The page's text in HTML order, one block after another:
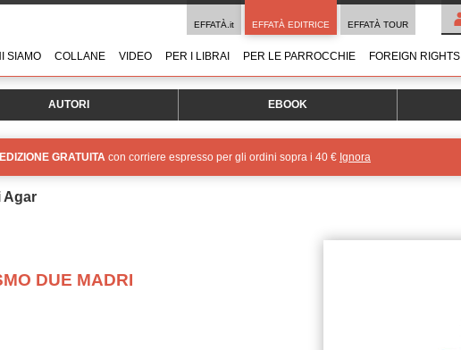
EFFATÀ.it EFFATÀ EDITRICE EFFATÀ TOUR
SIAMO COLLANE VIDEO PER I LIBRAI PER LE PARROCCHIE FOREIGN RIGHTS
AUTORI EBOOK
GRATUITA con corriere espresso per gli ordini sopra i 40 € Ignora
Agar
DUE MADRI